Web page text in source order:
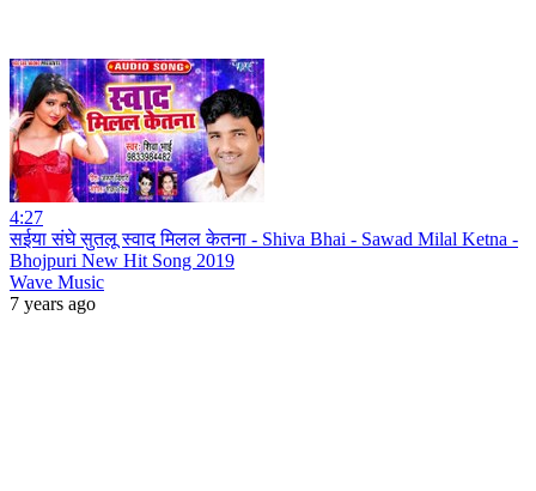
4:27
सईया संघे सुतलू स्वाद मिलल केतना - Shiva Bhai - Sawad Milal Ketna -
Bhojpuri New Hit Song 2019
Wave Music
7 years ago